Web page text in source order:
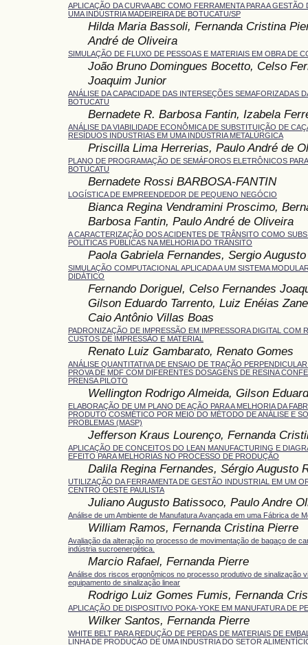
APLICAÇÃO DA CURVA ABC COMO FERRAMENTA PARA A
UMA INDÚSTRIA MADEIREIRA DE BOTUCATU/SP
Hilda Maria Bassoli, Fernanda Cristina
André de Oliveira
SIMULAÇÃO DE FLUXO DE PESSOAS E MATERIAIS EM OBRA DE
João Bruno Domingues Bocetto, Celso
Joaquim Junior
ANÁLISE DA CAPACIDADE DAS INTERSEÇÕES SEMAFORIZADAS
BOTUCATU
Bernadete R. Barbosa Fantin, Izabela
ANÁLISE DA VIABILIDADE ECONÔMICA DE SUBSTITUIÇÃO DE
RESÍDUOS INDUSTRIAS EM UMA INDÚSTRIA METALÚRGICA
Priscilla Lima Herrerias, Paulo André de
PLANO DE PROGRAMAÇÃO DE SEMÁFOROS ELETRÔNICOS
BOTUCATU
Bernadete Rossi BARBOSA-FANTIN
LOGÍSTICA DE EMPREENDEDOR DE PEQUENO NEGÓCIO
Bianca Regina Vendramini Proscimo,
Barbosa Fantin, Paulo André de Oliveira
A CARACTERIZAÇÃO DOS ACIDENTES DE TRÂNSITO COMO
POLÍTICAS PÚBLICAS NA MELHORIA DO TRÂNSITO
Paola Gabriela Fernandes, Sergio
SIMULAÇÃO COMPUTACIONAL APLICADA A UM SISTEMA
DIDÁTICO
Fernando Doriguel, Celso Fernandes
Gilson Eduardo Tarrento, Luiz Enéias
Caio Antônio Villas Boas
PADRONIZAÇÃO DE IMPRESSÃO EM IMPRESSORA DIGITAL COM
CUSTOS DE IMPRESSÃO E MATERIAL
Renato Luiz Gambarato, Renato Gomes
ANÁLISE QUANTITATIVA DE ENSAIO DE TRAÇÃO
PROVA DE MDF COM DIFERENTES DOSAGENS DE RESINA
PRENSA PILOTO
Wellington Rodrigo Almeida, Gilson
ELABORAÇÃO DE UM PLANO DE AÇÃO PARA A MELHORIA DA
PRODUTO COSMÉTICO POR MEIO DO MÉTODO DE ANÁLISE E
PROBLEMAS (MASP)
Jefferson Kraus Lourenço, Fernanda
APLICAÇÃO DE CONCEITOS DO LEAN MANUFACTURING E
EFEITO PARA MELHORIAS NO PROCESSO DE PRODUÇÃO
Dalila Regina Fernandes, Sérgio Augusto
UTILIZAÇÃO DA FERRAMENTA DE GESTÃO INDUSTRIAL EM UM
CENTRO OESTE PAULISTA
Juliano Augusto Batissoco, Paulo Andre
Análise de um Ambiente de Manufatura Avançada em uma Fábrica de
William Ramos, Fernanda Cristina Pierre
Avaliação da alteração no processo de movimentação de bagaço de
indústria sucroenergética.
Marcio Rafael, Fernanda Pierre
Análise dos riscos ergonômicos no processo produtivo de sinalização
equipamento de sinalização linear
Rodrigo Luiz Gomes Fumis, Fernanda
APLICAÇÃO DE DISPOSITIVO POKA-YOKE EM MANUFATURA DE
Wilker Santos, Fernanda Pierre
WHITE BELT PARA REDUÇÃO DE PERDAS DE MATERIAIS DE
LINHA DE PRODUÇÃO DE UMA INDUSTRIA DO SETOR